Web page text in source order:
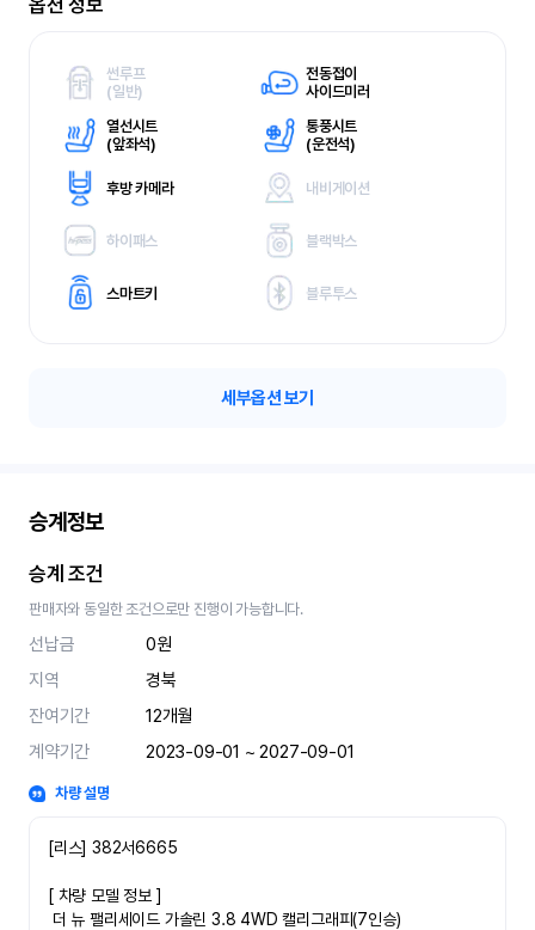
옵션 정보
썬루프
(일반)
전동접이
사이드미러
열선시트
(앞좌석)
통풍시트
(운전석)
후방 카메라 내비게이션
하이패스 블랙박스
스마트키 블루투스
세부옵션 보기
승계정보
승계 조건
판매자와 동일한 조건으로만 진행이 가능합니다.
선납금
0원
지역
경북
잔여기간
12개월
계약기간
2023-09-01 ~ 2027-09-01
차량 설명
[리스] 382서6665
​[ 차량 모델 정보 ]
더 뉴 팰리세이드 가솔린 3.8 4WD 캘리그래피(7인승)